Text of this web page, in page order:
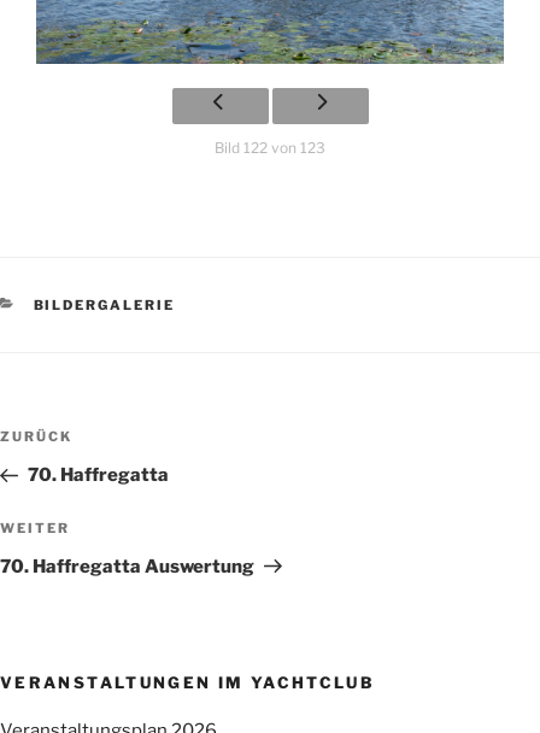
Bild 122 von 123
KATEGORIEN
BILDERGALERIE
Beitragsnavigation
Vorheriger
Beitrag
ZURÜCK
70. Haffregatta
Nächster
Beitrag
WEITER
70. Haffregatta Auswertung
VERANSTALTUNGEN IM YACHTCLUB